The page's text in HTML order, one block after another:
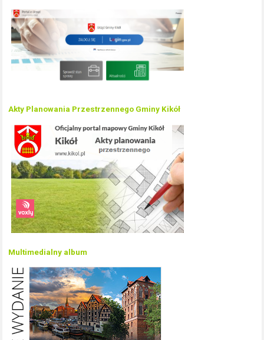
Akty Planowania Przestrzennego Gminy Kikół
Multimedialny album